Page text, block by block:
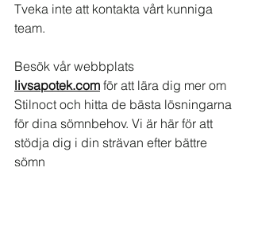
Tveka inte att kontakta vårt kunniga
team.
Besök vår webbplats
livsapotek.com för att lära dig mer om
Stilnoct och hitta de bästa lösningarna
för dina sömnbehov. Vi är här för att
stödja dig i din strävan efter bättre
sömn